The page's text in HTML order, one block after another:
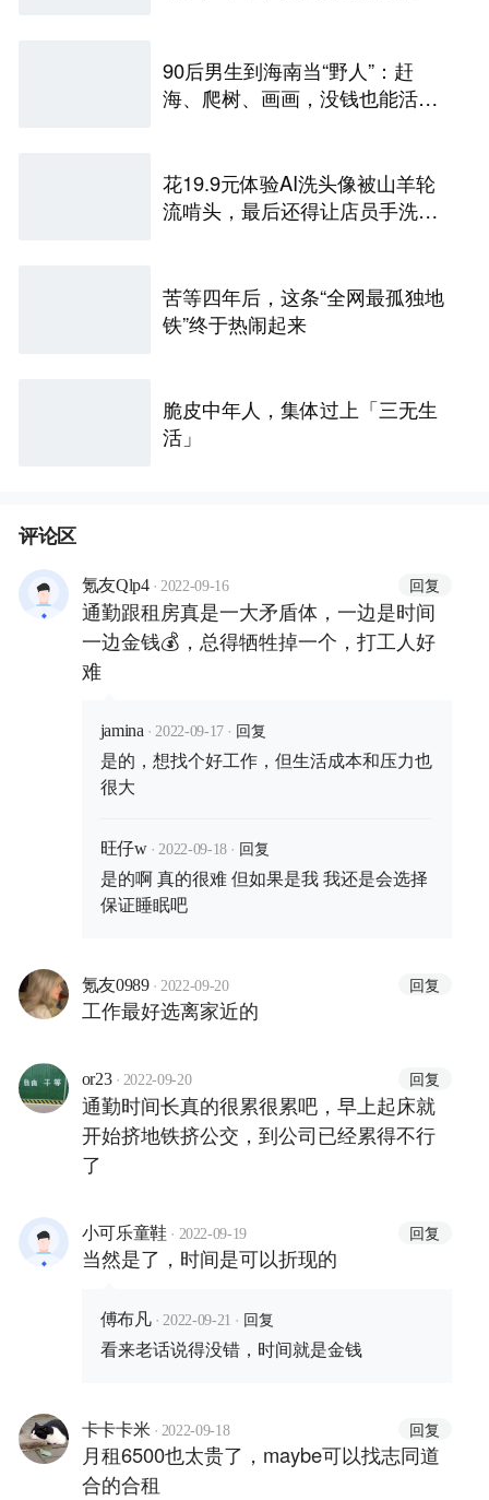
90后男生到海南当“野人”：赶
海、爬树、画画，没钱也能活得
花19.9元体验AI洗头像被山羊轮
流啃头，最后还得让店员手洗两
苦等四年后，这条“全网最孤独地
铁”终于热闹起来
脆皮中年人，集体过上「三无生
活」
评论区
氪友Qlp4 · 2022-09-16 回复
通勤跟租房真是一大矛盾体，一边是时间
一边金钱💰，总得牺牲掉一个，打工人好
难
jamina · 2022-09-17 · 回复
是的，想找个好工作，但生活成本和压力也
很大
旺仔w · 2022-09-18 · 回复
是的啊 真的很难 但如果是我 我还是会选择
保证睡眠吧
氪友0989 · 2022-09-20 回复
工作最好选离家近的
or23 · 2022-09-20 回复
通勤时间长真的很累很累吧，早上起床就
开始挤地铁挤公交，到公司已经累得不行
了
小可乐童鞋 · 2022-09-19 回复
当然是了，时间是可以折现的
傅布凡 · 2022-09-21 · 回复
看来老话说得没错，时间就是金钱
卡卡卡米 · 2022-09-18 回复
月租6500也太贵了，maybe可以找志同道
合的合租